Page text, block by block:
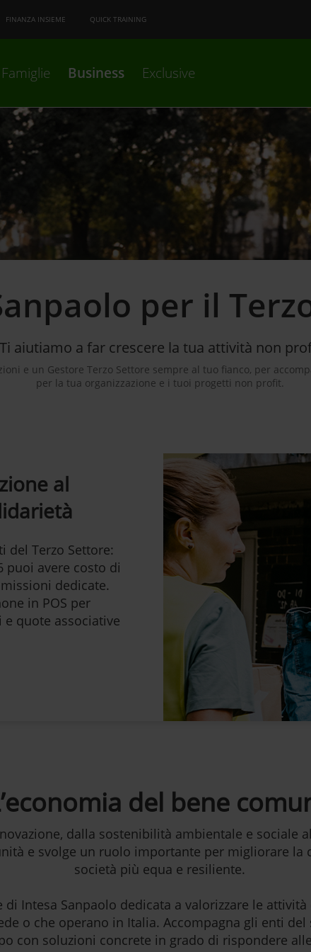
FINANZA INSIEME QUICK TRAINING
Business Exclusive
per il
Ti aiutiamo a far crescere la tua attività non
e un Gestore Terzo Settore sempre al tuo fianco, per
per la tua organizzazione e i tuoi progetti non profit.
al
del Terzo Settore:
puoi avere costo di
dedicate.
in POS per
quote associative
del bene
dalla sostenibilità ambientale e sociale
e svolge un ruolo importante per migliorare la
società più equa e resiliente.
Intesa Sanpaolo dedicata a valorizzare le
o che operano in Italia. Accompagna gli enti
con soluzioni concrete in grado di rispondere